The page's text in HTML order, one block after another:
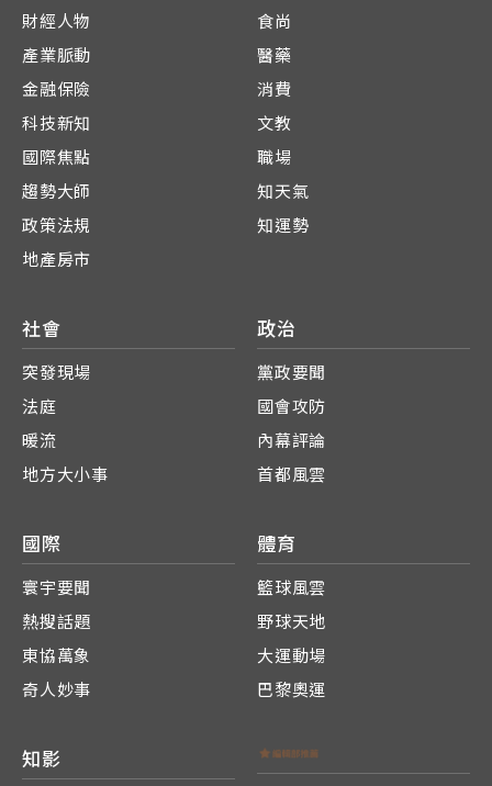
財經人物
產業脈動
金融保險
科技新知
國際焦點
趨勢大師
政策法規
地產房市
食尚
醫藥
消費
文教
職場
知天氣
知運勢
社會
突發現場
法庭
暖流
地方大小事
政治
黨政要聞
國會攻防
內幕評論
首都風雲
國際
寰宇要聞
熱搜話題
東協萬象
奇人妙事
體育
籃球風雲
野球天地
大運動場
巴黎奧運
知影